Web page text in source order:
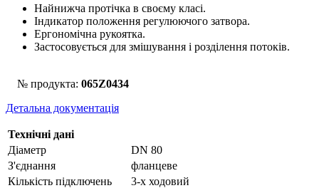
Найнижча протічка в своєму класі.
Індикатор положення регулюючого затвора.
Ергономічна рукоятка.
Застосовується для змішування і розділення потоків.
№ продукта: 065Z0434
Детальна документація
Технічні дані
Діаметр
DN 80
З'єднання
фланцеве
Кількість підключень
3-х ходовий